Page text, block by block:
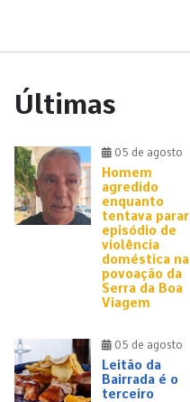
Últimas
05 de agosto
Homem
agredido
enquanto
tentava parar
episódio de
violência
doméstica na
povoação da
Serra da Boa
Viagem
05 de agosto
Leitão da
Bairrada é o
terceiro